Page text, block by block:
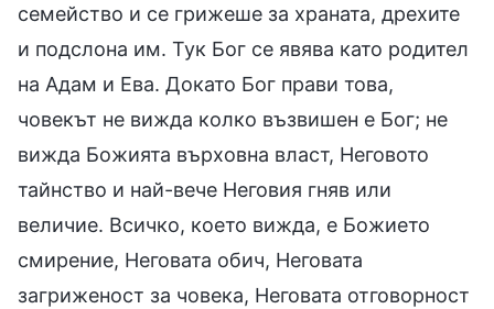
семейство и се грижеше за храната, дрехите
и подслона им. Тук Бог се явява като родител
на Адам и Ева. Докато Бог прави това,
човекът не вижда колко възвишен е Бог; не
вижда Божията върховна власт, Неговото
тайнство и най-вече Неговия гняв или
величие. Всичко, което вижда, е Божието
смирение, Неговата обич, Неговата
загриженост за човека, Неговата отговорност